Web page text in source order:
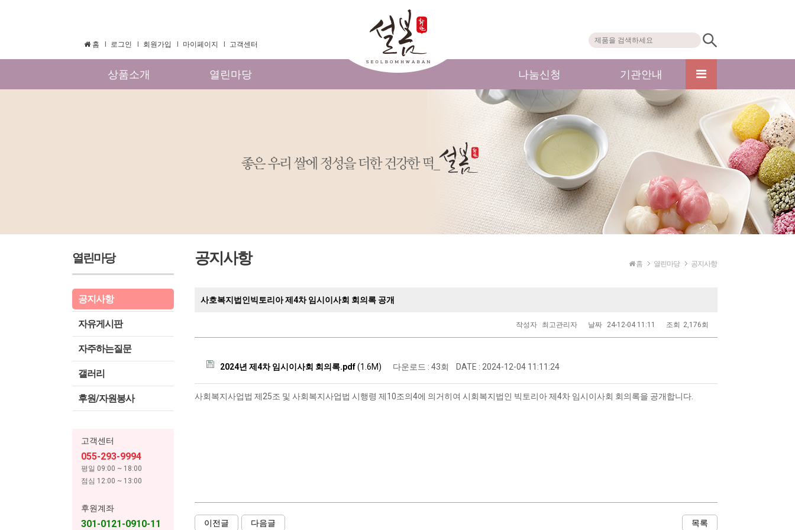
홈 로그인 회원가입 마이페이지 고객센터
상품소개 열린마당 나눔신청 기관안내
열린마당
공지사항
자유게시판
자주하는질문
갤러리
후원/자원봉사
고객센터
055-293-9994
평일 09:00 ~ 18:00
점심 12:00 ~ 13:00
후원계좌
301-0121-0910-11
홈 열린마당 공지사항
공지사항
사호복지법인빅토리아 제4차 임시이사회 회의록 공개
작성자 최고관리자 날짜 24-12-04 11:11 조회 2,176회
2024년 제4차 임시이사회 회의록.pdf(1.6M) 다운로드 : 43회 DATE : 2024-12-04 11:11:24
사회복지사업법 제25조 및 사회복지사업법 시행령 제10조의4에 의거히여 시회복지법인 빅토리아 제4차 임시이사회 회의록을 공개합니다.
이전글 다음글 목록